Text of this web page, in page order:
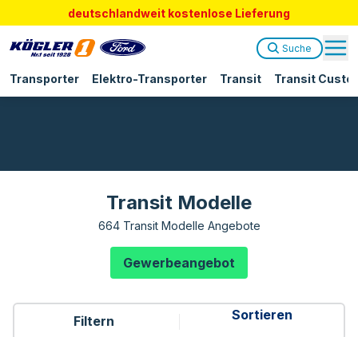
deutschlandweit kostenlose Lieferung
Transporter Elektro-Transporter Transit Transit
Suche
Transit Modelle
664 Transit Modelle Angebote
Gewerbeangebot
Filtern